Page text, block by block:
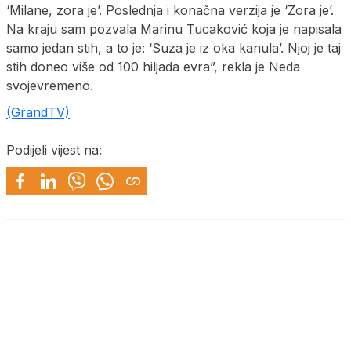
‘Milane, zora je’. Poslednja i konačna verzija je ‘Zora je’.
Na kraju sam pozvala Marinu Tucaković koja je napisala
samo jedan stih, a to je: ‘Suza je iz oka kanula’. Njoj je taj
stih doneo više od 100 hiljada evra”, rekla je Neda
svojevremeno.
(GrandTV)
Podijeli vijest na: